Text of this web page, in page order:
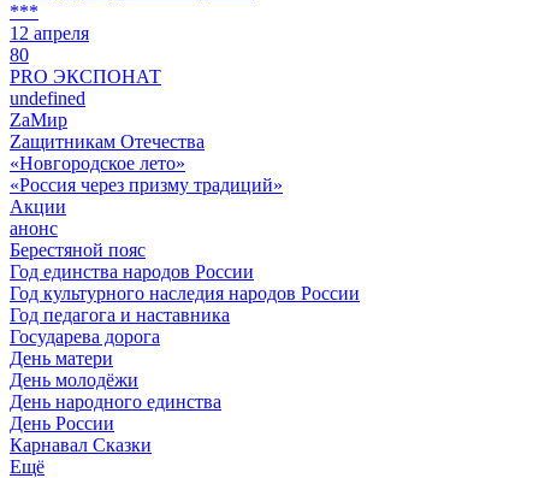
***
12 апреля
80
PRO ЭКСПОНАТ
undefined
ZaМир
Zащитникам Отечества
«Новгородское лето»
«Россия через призму традиций»
Акции
анонс
Берестяной пояс
Год единства народов России
Год культурного наследия народов России
Год педагога и наставника
Государева дорога
День матери
День молодёжи
День народного единства
День России
Карнавал Сказки
Ещё